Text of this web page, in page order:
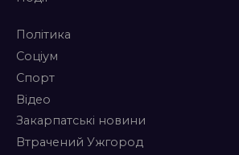
Політика
Соціум
Спорт
Відео
Закарпатські новини
Втрачений Ужгород